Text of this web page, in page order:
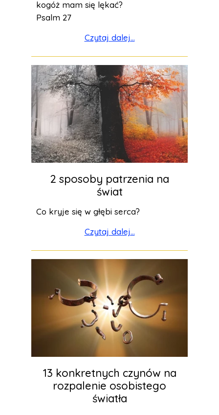
kogóż mam się lękać?
Psalm 27
Czytaj dalej...
2 sposoby patrzenia na
świat
Co kryje się w głębi serca?
Czytaj dalej...
13 konkretnych czynów na
rozpalenie osobistego
światła